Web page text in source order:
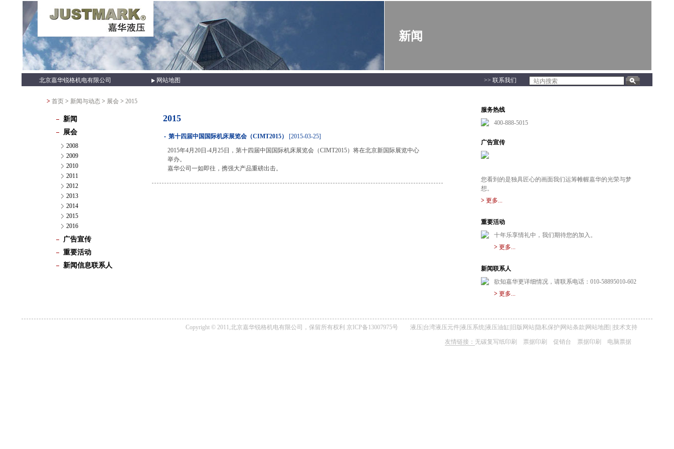
新闻
北京嘉华锐格机电有限公司 网站地图 >> 联系我们
> 首页 > 新闻与动态 > 展会 > 2015
新闻
展会
2008
2009
2010
2011
2012
2013
2014
2015
2016
广告宣传
重要活动
新闻信息联系人
2015
第十四届中国国际机床展览会（CIMT2015）
[2015-03-25]
2015年4月20日-4月25日，第十四届中国国际机床展览会（CIMT2015）将在北京新国际展览中心
举办。
嘉华公司一如即往，携强大产品重磅出击。
服务热线
400-888-5015
广告宣传
您看到的是独具匠心的画面我们运筹帷幄嘉华的光荣与梦
想。
> 更多...
重要活动
十年乐享情礼中，我们期待您的加入。
> 更多...
新闻联系人
欲知嘉华更详细情况，请联系电话：010-58895010-602
> 更多...
Copyright © 2011,北京嘉华锐格机电有限公司，保留所有权利 京ICP备13007975号 液压 台湾液压元件液压系统液压油缸 旧版网站 隐私保护 网站条款 网站地图 技术支持
友情链接： 无碳复写纸印刷 票据印刷 促销台 票据印刷 电脑票据